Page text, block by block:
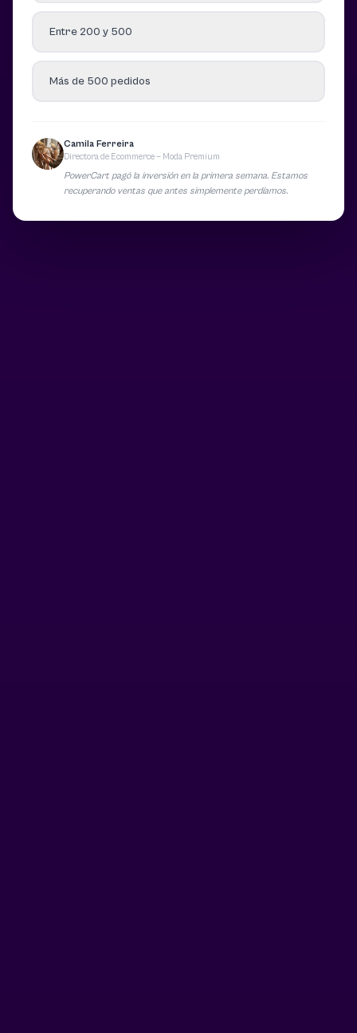
Entre 200 y 500
Más de 500 pedidos
Camila Ferreira
Directora de Ecommerce — Moda Premium
PowerCart pagó la inversión en la primera semana. Estamos
recuperando ventas que antes simplemente perdíamos.